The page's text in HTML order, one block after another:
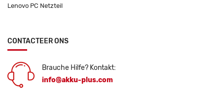
Lenovo PC Netzteil
CONTACTEER ONS
Brauche Hilfe? Kontakt:
info@akku-plus.com